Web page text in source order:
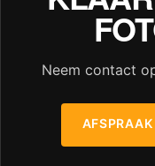
Neem contact